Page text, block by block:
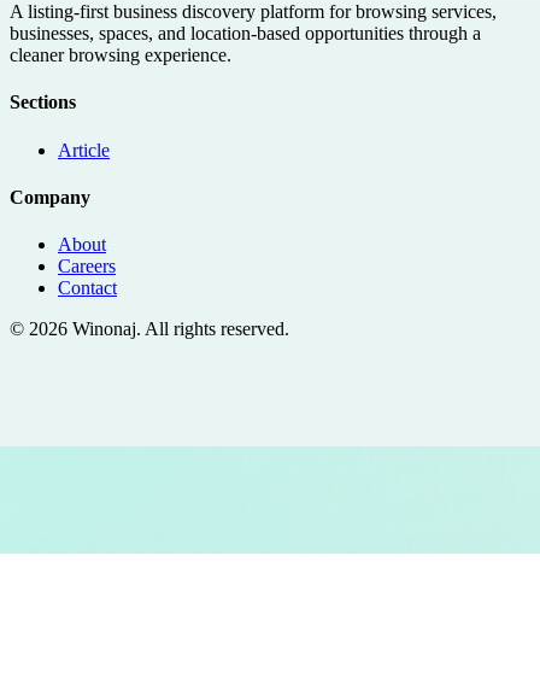
A listing-first business discovery platform for browsing services,
businesses, spaces, and location-based opportunities through a
cleaner browsing experience.
Sections
Article
Company
About
Careers
Contact
© 2026 Winonaj. All rights reserved.